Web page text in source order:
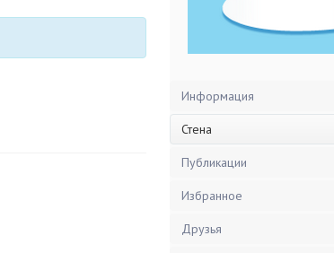
Информация
Стена
Публикации
Избранное
Друзья